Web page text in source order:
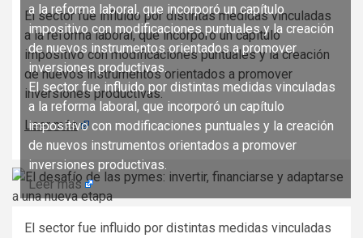
El sector fue influido por distintas medidas vinculadas
a la reforma laboral, que incorporó un capítulo
impositivo con modificaciones puntuales y la creación
de nuevos instrumentos orientados a promover
inversiones productivas.
Leer más
a la reforma laboral, que incorporó un capítulo
impositivo con modificaciones puntuales y la creación
de nuevos instrumentos orientados a promover
inversiones productivas.
El sector fue influido por distintas medidas vinculadas
a la reforma laboral, que incorporó un capítulo
impositivo con modificaciones puntuales y la creación
de nuevos instrumentos orientados a promover
inversiones productivas.
Leer más
El sector fue influido por distintas medidas vinculadas